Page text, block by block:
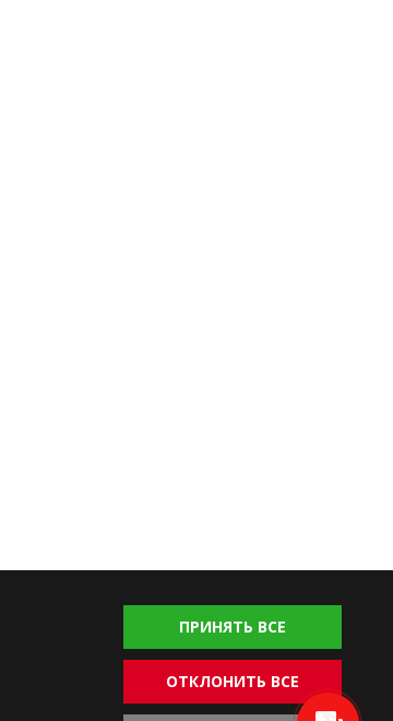
Условия использования
Политика в отношении cookie-файлов
ПРИНЯТЬ ВСЕ
ОТКЛОНИТЬ ВСЕ